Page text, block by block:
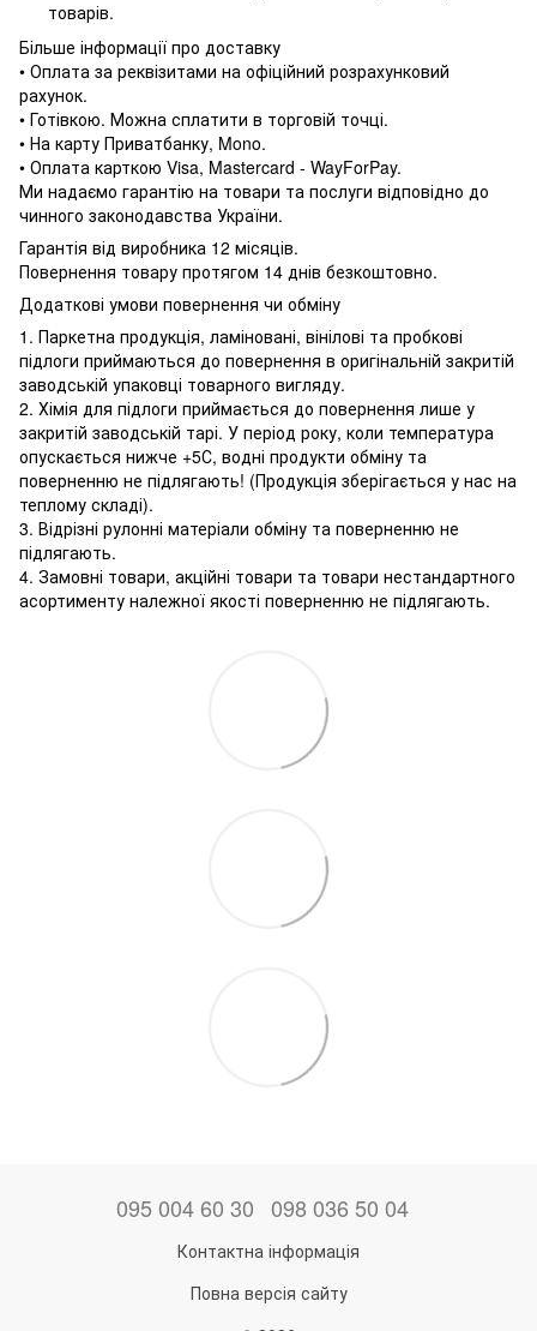
товарів.
Більше інформації про доставку
• Оплата за реквізитами на офіційний розрахунковий
рахунок.
• Готівкою. Можна сплатити в торговій точці.
• На карту Приватбанку, Mono.
• Оплата карткою Visa, Mastercard - WayForPay.
Ми надаємо гарантію на товари та послуги відповідно до
чинного законодавства України.
Гарантія від виробника 12 місяців.
Повернення товару протягом 14 днів безкоштовно.
Додаткові умови повернення чи обміну
1. Паркетна продукція, ламіновані, вінілові та пробкові
підлоги приймаються до повернення в оригінальній закритій
заводській упаковці товарного вигляду.
2. Хімія для підлоги приймається до повернення лише у
закритій заводській тарі. У період року, коли температура
опускається нижче +5С, водні продукти обміну та
поверненню не підлягають! (Продукція зберігається у нас на
теплому складі).
3. Відрізні рулонні матеріали обміну та поверненню не
підлягають.
4. Замовні товари, акційні товари та товари нестандартного
асортименту належної якості поверненню не підлягають.
095 004 60 30 098 036 50 04
Контактна інформація
Повна версія сайту